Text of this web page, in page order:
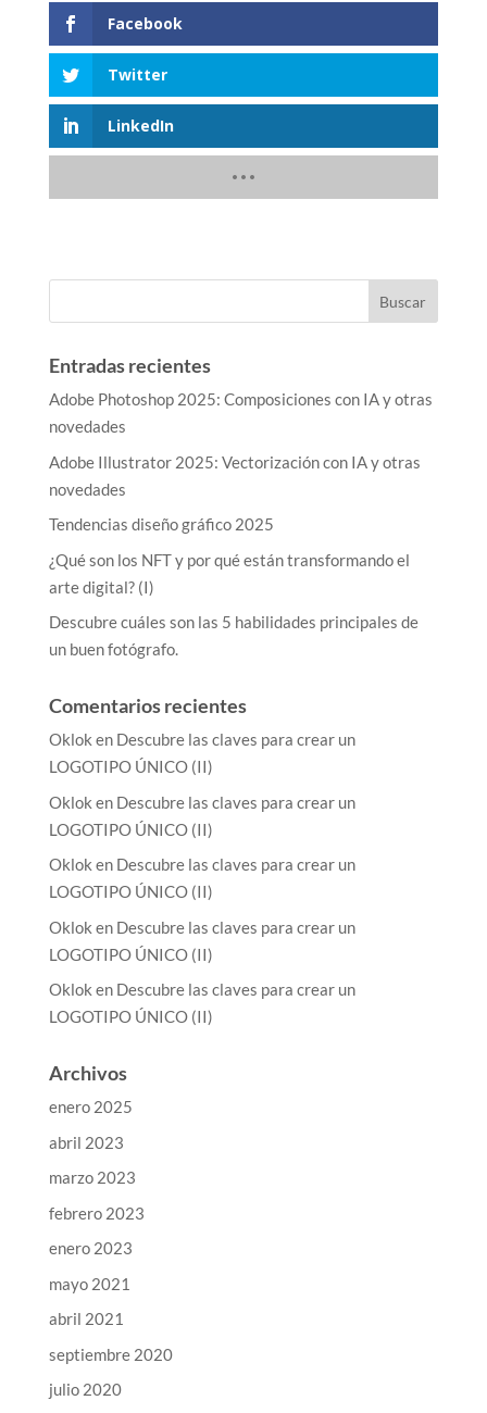
Facebook
Twitter
LinkedIn
Entradas recientes
Adobe Photoshop 2025: Composiciones con IA y otras
novedades
Adobe Illustrator 2025: Vectorización con IA y otras
novedades
Tendencias diseño gráfico 2025
¿Qué son los NFT y por qué están transformando el
arte digital? (I)
Descubre cuáles son las 5 habilidades principales de
un buen fotógrafo.
Comentarios recientes
Oklok en Descubre las claves para crear un
LOGOTIPO ÚNICO (II)
Oklok en Descubre las claves para crear un
LOGOTIPO ÚNICO (II)
Oklok en Descubre las claves para crear un
LOGOTIPO ÚNICO (II)
Oklok en Descubre las claves para crear un
LOGOTIPO ÚNICO (II)
Oklok en Descubre las claves para crear un
LOGOTIPO ÚNICO (II)
Archivos
enero 2025
abril 2023
marzo 2023
febrero 2023
enero 2023
mayo 2021
abril 2021
septiembre 2020
julio 2020